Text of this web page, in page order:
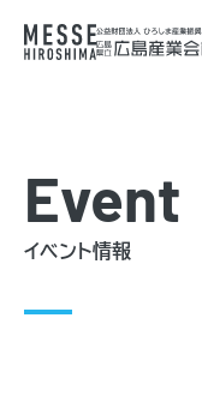
Event
イベント情報